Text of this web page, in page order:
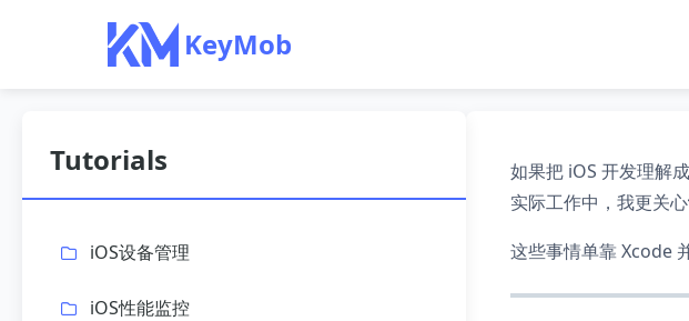
KeyMob
Tutorials
iOS设备管理
iOS性能监控
如果把 iOS 开发理解
实际工作中，我更关心
这些事情单靠 Xcode